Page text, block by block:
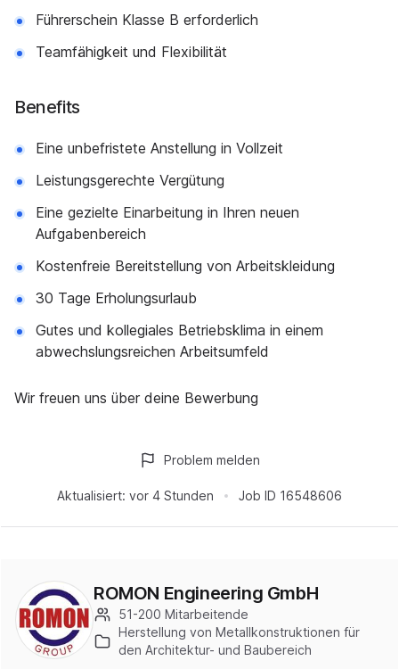
Führerschein Klasse B erforderlich
Teamfähigkeit und Flexibilität
Benefits
Eine unbefristete Anstellung in Vollzeit
Leistungsgerechte Vergütung
Eine gezielte Einarbeitung in Ihren neuen
Aufgabenbereich
Kostenfreie Bereitstellung von Arbeitskleidung
30 Tage Erholungsurlaub
Gutes und kollegiales Betriebsklima in einem
abwechslungsreichen Arbeitsumfeld
Wir freuen uns über deine Bewerbung
Aktualisiert: vor 4 Stunden Job ID 16548606
Problem melden
ROMON Engineering GmbH
51-200 Mitarbeitende
Herstellung von Metallkonstruktionen für
den Architektur- und Baubereich